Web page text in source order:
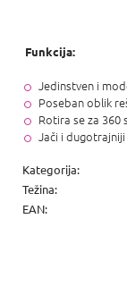
Funkcija:
Jedinstven i
Poseban oblik
Rotira se za 360
Jači i
Kategorija:
Težina:
EAN: